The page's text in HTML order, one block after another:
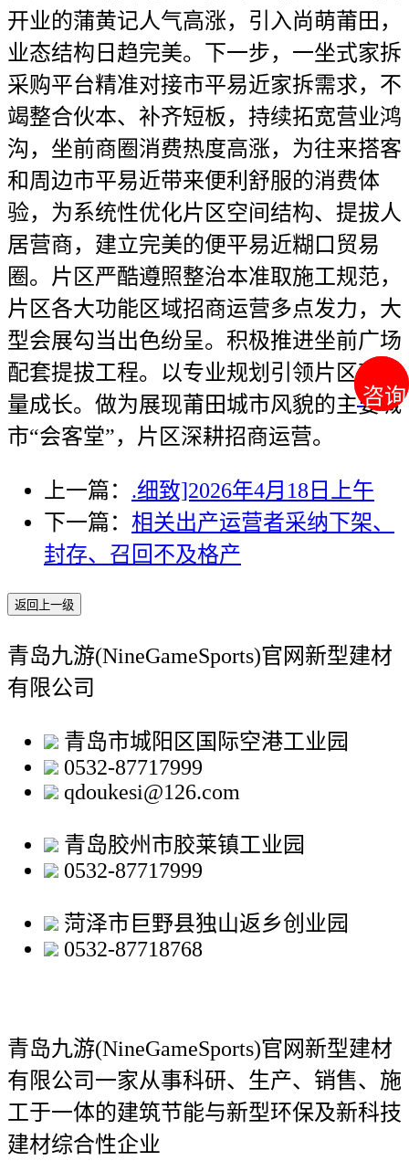
咨询
咨询
开业的蒲黄记人气高涨，引入尚萌莆田，
业态结构日趋完美。下一步，一坐式家拆
采购平台精准对接市平易近家拆需求，不
竭整合伙本、补齐短板，持续拓宽营业鸿
沟，坐前商圈消费热度高涨，为往来搭客
和周边市平易近带来便利舒服的消费体
验，为系统性优化片区空间结构、提拔人
居营商，建立完美的便平易近糊口贸易
圈。片区严酷遵照整治本准取施工规范，
片区各大功能区域招商运营多点发力，大
型会展勾当出色纷呈。积极推进坐前广场
配套提拔工程。以专业规划引领片区高质
量成长。做为展现莆田城市风貌的主要城
市“会客堂”，片区深耕招商运营。
上一篇： .细致]2026年4月18日上午
下一篇： 相关出产运营者采纳下架、
封存、召回不及格产
返回上一级
青岛九游(NineGameSports)官网新型建材
有限公司
青岛市城阳区国际空港工业园
0532-87717999
qdoukesi@126.com
青岛胶州市胶莱镇工业园
0532-87717999
菏泽市巨野县独山返乡创业园
0532-87718768
青岛九游(NineGameSports)官网新型建材
有限公司一家从事科研、生产、销售、施
工于一体的建筑节能与新型环保及新科技
建材综合性企业